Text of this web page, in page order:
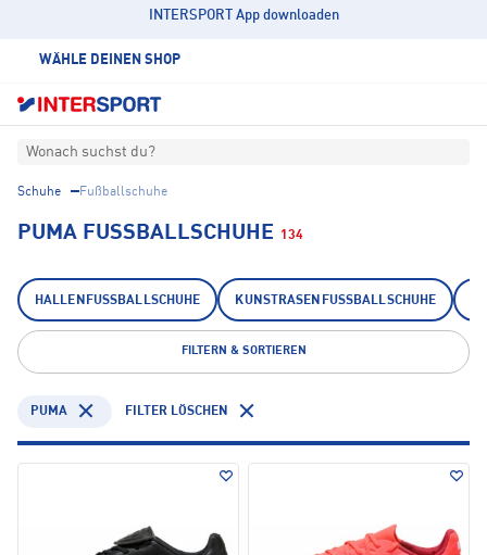
INTERSPORT App downloaden
WÄHLE DEINEN SHOP
Wonach suchst du?
Schuhe Fußballschuhe
PUMA FUSSBALLSCHUHE 134
HALLENFUSSBALLSCHUHE KUNSTRASENFUSSBALLSCHUHE
FILTERN & SORTIEREN
PUMA FILTER LÖSCHEN